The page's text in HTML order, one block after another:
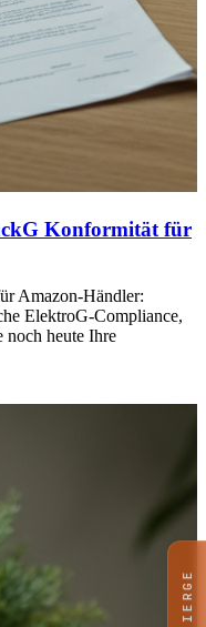
Konformität für
Amazon-Händler:
ElektroG-Compliance,
noch heute Ihre